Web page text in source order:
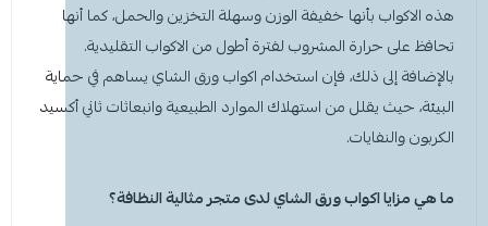
حامل اكواب
مزاز واعود تحريك
سلة نفايات
عربة تنظيف
عصا ممسحه
مزيل بقع وملمع
مزيل دهون
منظف زجاج ومتعدد الاستخدام
غطاء ذراع
قبعة الشيف
مريله مطبخ
معقم
معجون اسنان
منشفه استخدام مرة واحدة
هذه الاكواب بأنها خفيفة الوزن وسهلة التخزين والحمل، كما أنها
تحافظ على حرارة المشروب لفترة أطول من الاكواب التقليدية.
بالإضافة إلى ذلك، فإن استخدام اكواب ورق الشاي يساهم في حماية
البيئة، حيث يقلل من استهلاك الموارد الطبيعية وانبعاثات ثاني أكسيد
الكربون والنفايات.
ما هي مزايااكواب ورق الشايلدى متجر مثالية النظافة؟